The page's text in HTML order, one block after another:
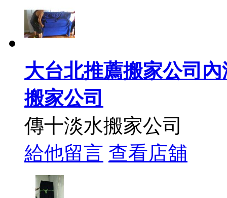
大台北推薦搬家公司
搬家公司
傳十淡水搬家公司
給他留言 查看店舖